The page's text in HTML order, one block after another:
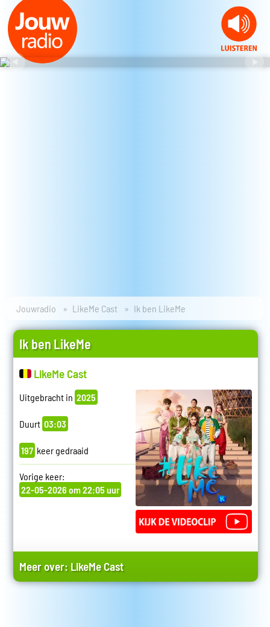
Jouwradio LikeMe Cast Ik ben LikeMe
Ik ben LikeMe
LikeMe Cast
Uitgebracht in 2025
Duurt 03:03
197 keer gedraaid
Vorige keer:
22-05-2026 om 22:05 uur
Meer over: LikeMe Cast